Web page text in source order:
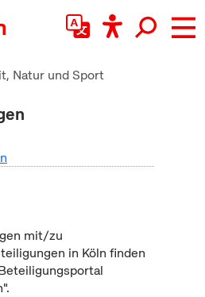
Natur und Sport
mit/zu
in Köln finden